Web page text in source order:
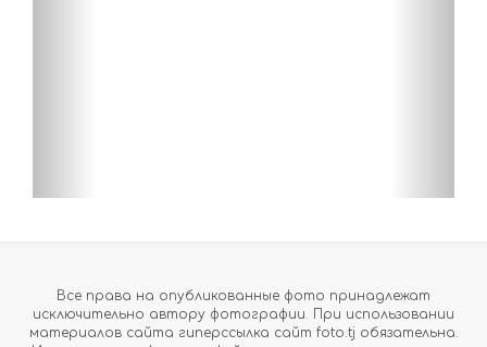
Все права на опубликованные фото принадлежат
исключительно автору фотографии. При использовании
материалов сайта гиперссылка сайт foto.tj обязательна.